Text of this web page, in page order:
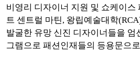
비영리 디자이너 지원 및 쇼케이스
트 센트럴 마틴, 왕립예술대학
발굴한 유망 신진 디자이너들을 엄
그램으로 패션인재들의 등용문으